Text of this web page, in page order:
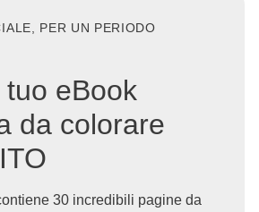
PER UN PERIODO
tuo eBook
da colorare
30 incredibili pagine da